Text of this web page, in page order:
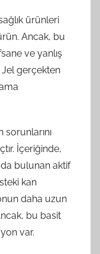
ürünleri
Ancak, bu
ve yanlış
gerçekten
İçeriğinde,
da bulunan aktif
kan
daha uzun
bu basit
var.